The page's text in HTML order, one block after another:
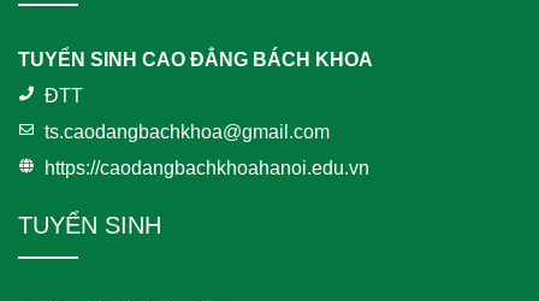
TUYỂN SINH CAO ĐẲNG BÁCH KHOA
ĐTT
ts.caodangbachkhoa@gmail.com
https://caodangbachkhoahanoi.edu.vn
TUYỂN SINH